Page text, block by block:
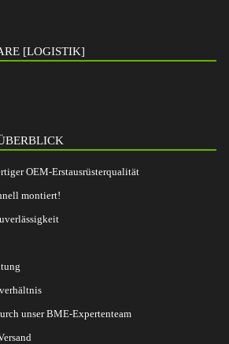
[LOGISTIK]
OEM-Erstausrüsterqualität
montiert!
unser BME-Expertenteam